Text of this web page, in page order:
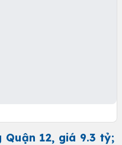
Quận 12, giá 9.3 tỷ;